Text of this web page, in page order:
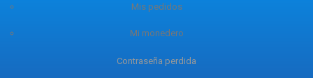
Mis pedidos
Mi monedero
Contraseña perdida